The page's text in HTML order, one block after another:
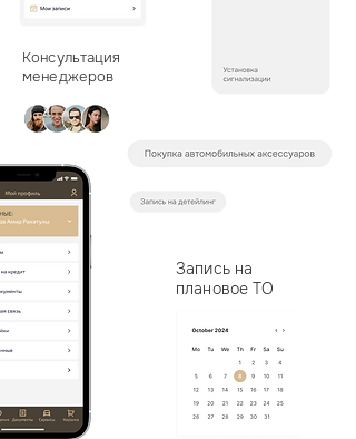
Консультация
менеджеров
Запись на
плановое ТО